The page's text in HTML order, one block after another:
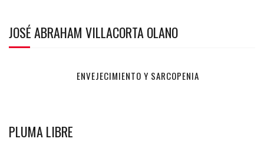
JOSÉ ABRAHAM VILLACORTA OLANO
ENVEJECIMIENTO Y SARCOPENIA
PLUMA LIBRE